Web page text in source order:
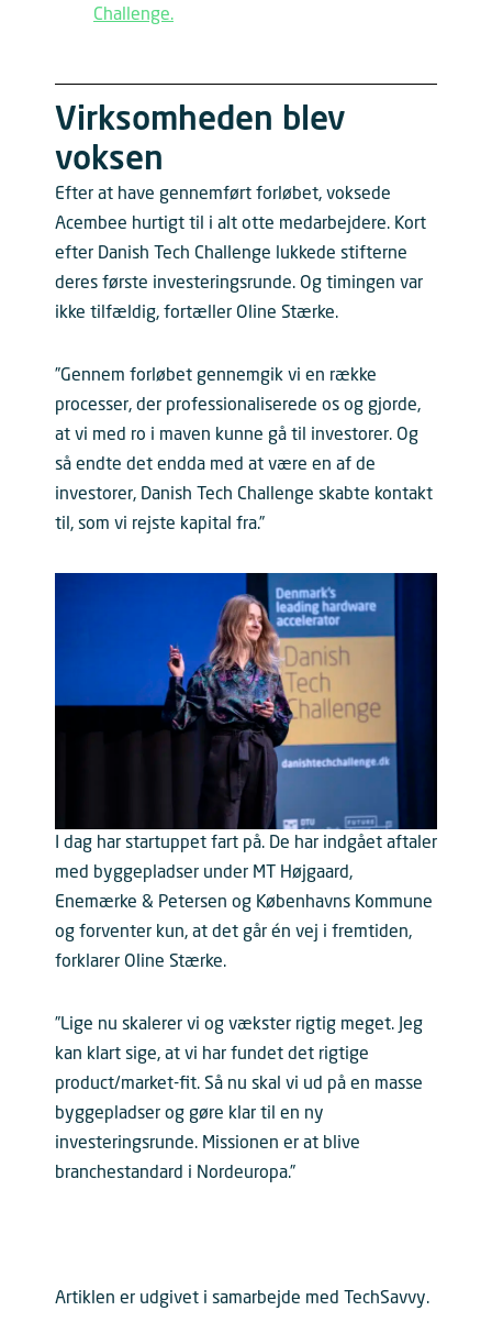
Challenge.
Virksomheden blev
voksen
Efter at have gennemført forløbet, voksede
Acembee hurtigt til i alt otte medarbejdere. Kort
efter Danish Tech Challenge lukkede stifterne
deres første investeringsrunde. Og timingen var
ikke tilfældig, fortæller Oline Stærke.
”Gennem forløbet gennemgik vi en række
processer, der professionaliserede os og gjorde,
at vi med ro i maven kunne gå til investorer. Og
så endte det endda med at være en af de
investorer, Danish Tech Challenge skabte kontakt
til, som vi rejste kapital fra.”
I dag har startuppet fart på. De har indgået aftaler
med byggepladser under MT Højgaard,
Enemærke & Petersen og Københavns Kommune
og forventer kun, at det går én vej i fremtiden,
forklarer Oline Stærke.
”Lige nu skalerer vi og vækster rigtig meget. Jeg
kan klart sige, at vi har fundet det rigtige
product/market-fit. Så nu skal vi ud på en masse
byggepladser og gøre klar til en ny
investeringsrunde. Missionen er at blive
branchestandard i Nordeuropa.”
Artiklen er udgivet i samarbejde med TechSavvy.